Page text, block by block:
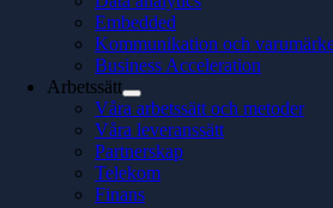
Embedded
Kommunikation och
Business Acceleration
Arbetssätt
Våra arbetssätt och metoder
Våra leveranssätt
Partnerskap
Telekom
Finans